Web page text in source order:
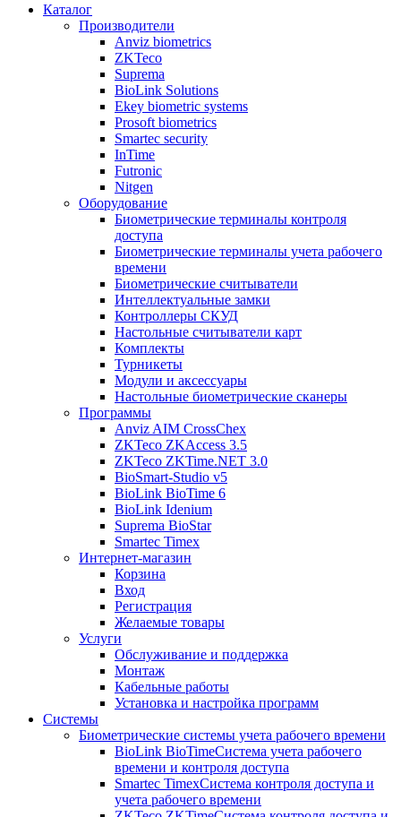
Каталог
Производители
Anviz biometrics
ZKTeco
Suprema
BioLink Solutions
Ekey biometric systems
Prosoft biometrics
Smartec security
InTime
Futronic
Nitgen
Оборудование
Биометрические терминалы контроля
доступа
Биометрические терминалы учета рабочего
времени
Биометрические считыватели
Интеллектуальные замки
Контроллеры СКУД
Настольные считыватели карт
Комплекты
Турникеты
Модули и аксессуары
Настольные биометрические сканеры
Программы
Anviz AIM CrossChex
ZKTeco ZKAccess 3.5
ZKTeco ZKTime.NET 3.0
BioSmart-Studio v5
BioLink BioTime 6
BioLink Idenium
Suprema BioStar
Smartec Timex
Интернет-магазин
Корзина
Вход
Регистрация
Желаемые товары
Услуги
Обслуживание и поддержка
Монтаж
Кабельные работы
Установка и настройка программ
Системы
Биометрические системы учета рабочего времени
BioLink BioTimeСистема учета рабочего
времени и контроля доступа
Smartec TimexСистема контроля доступа и
учета рабочего времени